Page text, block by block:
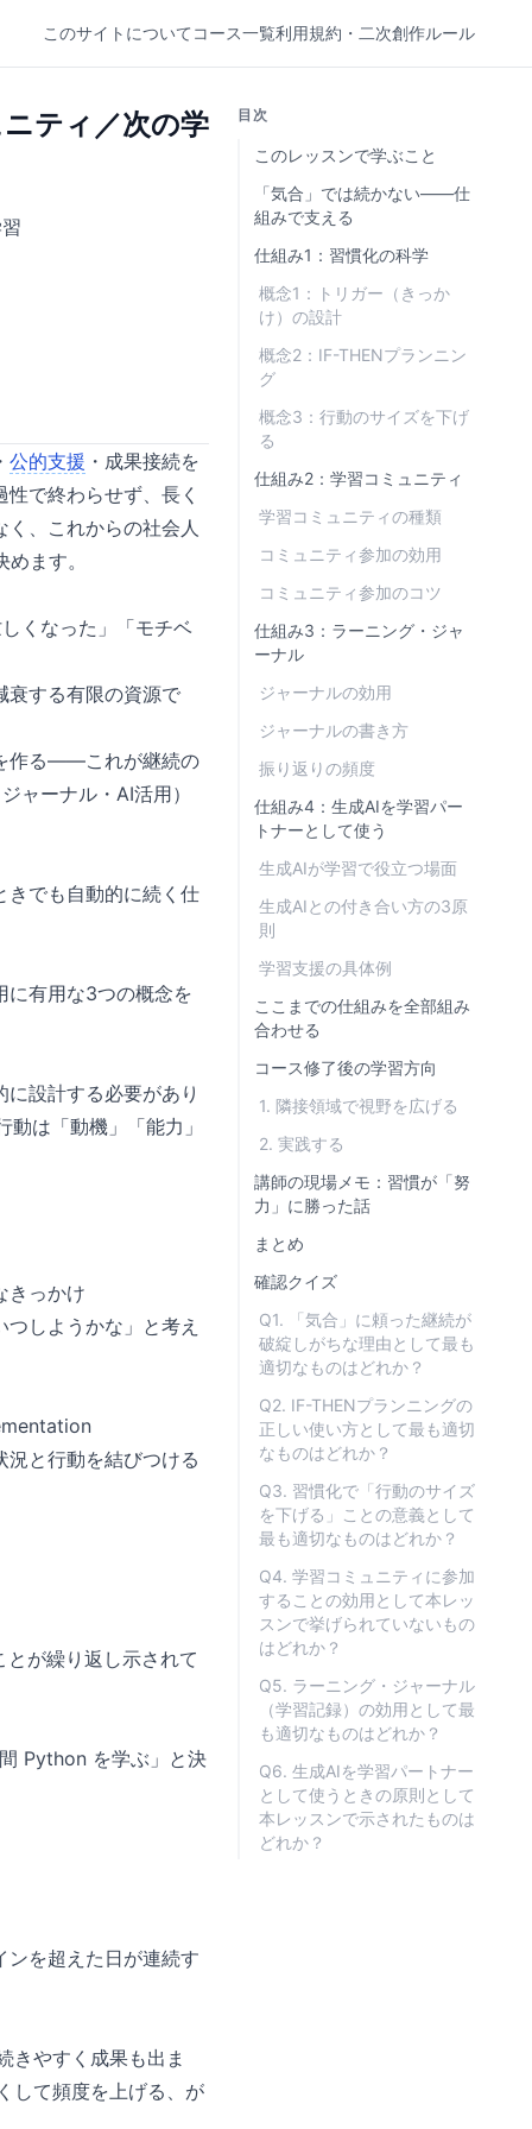
このサイトについて コース一覧利用規約・二次創作ルール
ティ／次の学
公的支援 ・成果接続を
で終わらせず、長く
、これからの社会人
ます。
くなった」「モチベ
衰する有限の資源で
作る——これが継続の
ャーナル・AI活用）
きでも自動的に続く仕
に有用な3つの概念を
設計する必要があり
は「動機」「能力」
きっかけ
しようかな」と考え
と行動を結びつける
が繰り返し示されて
Python を学ぶ」と決
を超えた日が連続す
きやすく成果も出ま
して頻度を上げる、が
目次
このレッスンで学ぶこと
「気合」では続かない——仕
組みで支える
仕組み1：習慣化の科学
概念1：トリガー（きっか
け）の設計
概念2：IF-THENプランニン
グ
概念3：行動のサイズを下げ
る
仕組み2：学習コミュニティ
学習コミュニティの種類
コミュニティ参加の効用
コミュニティ参加のコツ
仕組み3：ラーニング・ジャ
ーナル
ジャーナルの効用
ジャーナルの書き方
振り返りの頻度
仕組み4：生成AIを学習パー
トナーとして使う
生成AIが学習で役立つ場面
生成AIとの付き合い方の3原
則
学習支援の具体例
ここまでの仕組みを全部組み
合わせる
コース修了後の学習方向
1. 隣接領域で視野を広げる
2. 実践する
講師の現場メモ：習慣が「努
力」に勝った話
まとめ
確認クイズ
Q1. 「気合」に頼った継続が
破綻しがちな理由として最も
適切なものはどれか？
Q2. IF-THENプランニングの
正しい使い方として最も適切
なものはどれか？
Q3. 習慣化で「行動のサイズ
を下げる」ことの意義として
最も適切なものはどれか？
Q4. 学習コミュニティに参加
することの効用として本レッ
スンで挙げられていないもの
はどれか？
Q5. ラーニング・ジャーナル
（学習記録）の効用として最
も適切なものはどれか？
Q6. 生成AIを学習パートナー
として使うときの原則として
本レッスンで示されたものは
どれか？